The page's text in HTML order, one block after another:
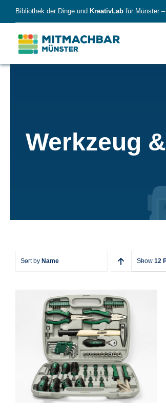
content
Bibliothek der Dinge und KreativLab für Münster
Forschen
Alles für kleine & große Entdecker.
Werkzeug
Sort by Name Show 12
Werkzeugkoffer Brüder
Mannesmann M29057